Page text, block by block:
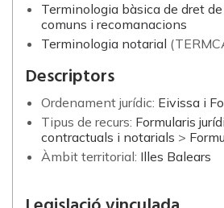
Terminologia bàsica de dret
comuns i recomanacions
Terminologia notarial
Descriptors
Ordenament jurídic: Eivissa i
Tipus de recurs: Formularis
contractuals i notarials >
Àmbit territorial: Illes Balears